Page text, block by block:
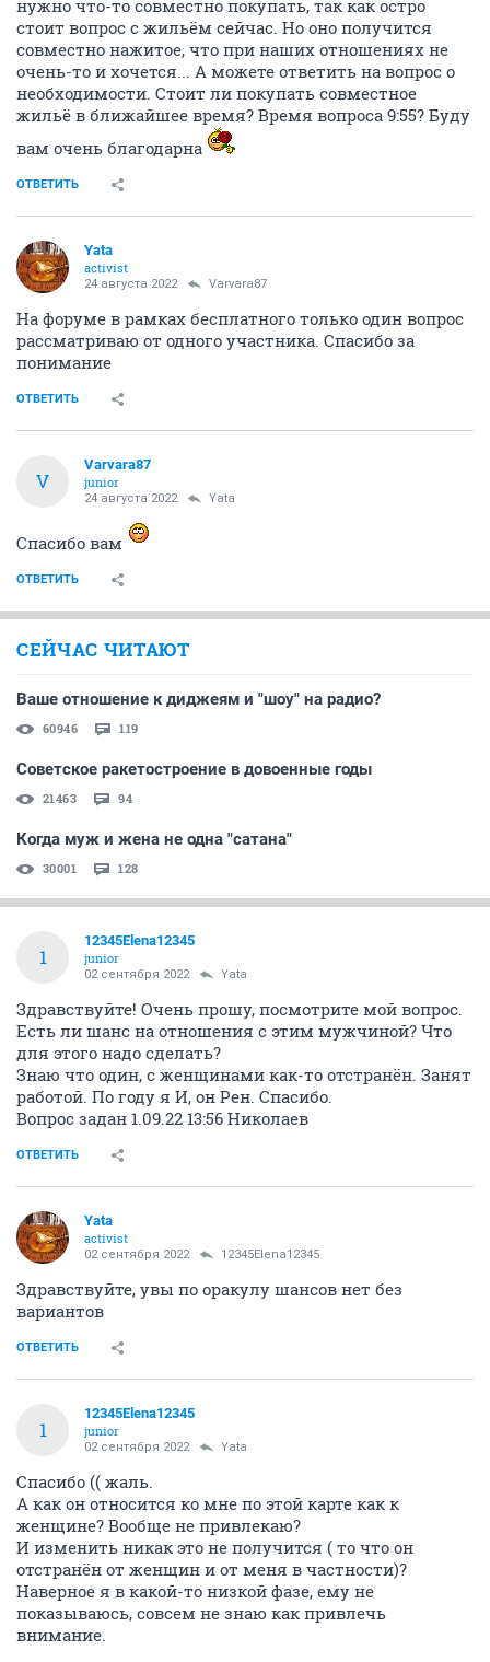
нужно что-то совместно покупать, так как остро
стоит вопрос с жильём сейчас. Но оно получится
совместно нажитое, что при наших отношениях не
очень-то и хочется... А можете ответить на вопрос о
необходимости. Стоит ли покупать совместное
жильё в ближайшее время? Время вопроса 9:55? Буду
вам очень благодарна
ОТВЕТИТЬ
Yata
activist
24 августа 2022 Varvara87
На форуме в рамках бесплатного только один вопрос
рассматриваю от одного участника. Спасибо за
понимание
ОТВЕТИТЬ
V
Varvara87
junior
24 августа 2022 Yata
Спасибо вам
ОТВЕТИТЬ
СЕЙЧАС ЧИТАЮТ
Ваше отношение к диджеям и "шоу" на радио?
60946 119
Советское ракетостроение в довоенные годы
21463 94
Когда муж и жена не одна "сатана"
30001 128
1
12345Elena12345
junior
02 сентября 2022 Yata
Здравствуйте! Очень прошу, посмотрите мой вопрос.
Есть ли шанс на отношения с этим мужчиной? Что
для этого надо сделать?
Знаю что один, с женщинами как-то отстранён. Занят
работой. По году я И, он Рен. Спасибо.
Вопрос задан 1.09.22 13:56 Николаев
ОТВЕТИТЬ
Yata
activist
02 сентября 2022 12345Elena12345
Здравствуйте, увы по оракулу шансов нет без
вариантов
ОТВЕТИТЬ
1
12345Elena12345
junior
02 сентября 2022 Yata
Спасибо (( жаль.
А как он относится ко мне по этой карте как к
женщине? Вообще не привлекаю?
И изменить никак это не получится ( то что он
отстранён от женщин и от меня в частности)?
Наверное я в какой-то низкой фазе, ему не
показываюсь, совсем не знаю как привлечь
внимание.